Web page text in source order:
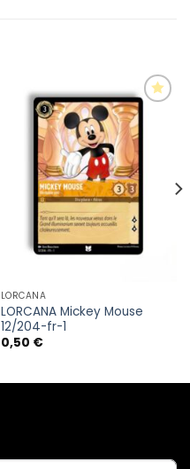
Ajouter
à la liste
d’envies
LORCANA
LORCANA Mickey Mouse
12/204-fr-1
0,50 €